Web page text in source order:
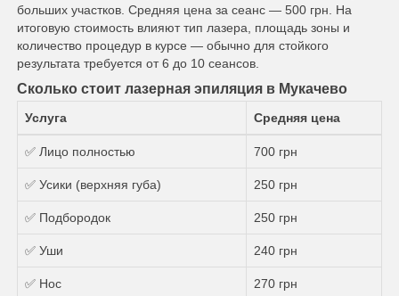
больших участков. Средняя цена за сеанс — 500 грн. На
итоговую стоимость влияют тип лазера, площадь зоны и
количество процедур в курсе — обычно для стойкого
результата требуется от 6 до 10 сеансов.
Сколько стоит лазерная эпиляция в Мукачево
Услуга Средняя цена
✅ Лицо полностью 700 грн
✅ Усики (верхняя губа) 250 грн
✅ Подбородок 250 грн
✅ Уши 240 грн
✅ Нос 270 грн